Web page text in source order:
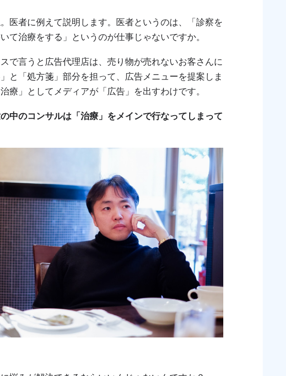
医者に例えて説明します。医者というのは、「診察を
て治療をする」というのが仕事じゃないですか。
で言うと広告代理店は、売り物が売れないお客さんに
と「処方箋」部分を担って、広告メニューを提案しま
療」としてメディアが「広告」を出すわけです。
中のコンサルは「治療」をメインで行なってしまって